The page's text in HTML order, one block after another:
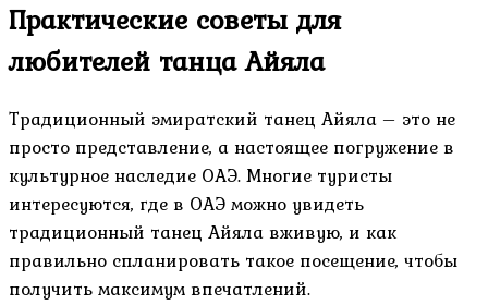
Практические советы для
любителей танца Айяла
Традиционный эмиратский танец Айяла – это не
просто представление, а настоящее погружение в
культурное наследие ОАЭ. Многие туристы
интересуются, где в ОАЭ можно увидеть
традиционный танец Айяла вживую, и как
правильно спланировать такое посещение, чтобы
получить максимум впечатлений.